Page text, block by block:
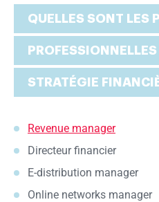
QUELLES SONT LES
STRATÉGIE
Revenue manager
Directeur financier
E-distribution manager
Online networks manager